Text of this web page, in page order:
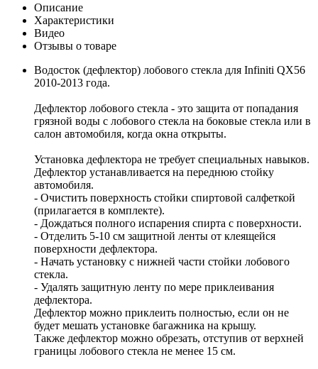
Описание
Характеристики
Видео
Отзывы о товаре
Водосток (дефлектор) лобового стекла для Infiniti QX56
2010-2013 года.
Дефлектор лобового стекла - это защита от попадания
грязной воды с лобового стекла на боковые стекла или в
салон автомобиля, когда окна открыты.
Установка дефлектора не требует специальных навыков.
Дефлектор устанавливается на переднюю стойку
автомобиля.
- Очистить поверхность стойки спиртовой салфеткой
(прилагается в комплекте).
- Дождаться полного испарения спирта с поверхности.
- Отделить 5-10 см защитной ленты от клеящейся
поверхности дефлектора.
- Начать установку с нижней части стойки лобового
стекла.
- Удалять защитную ленту по мере приклеивания
дефлектора.
Дефлектор можно приклеить полностью, если он не
будет мешать установке багажника на крышу.
Также дефлектор можно обрезать, отступив от верхней
границы лобового стекла не менее 15 см.